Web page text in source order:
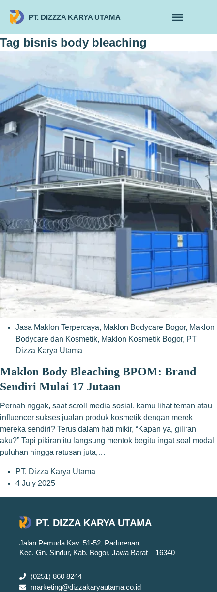
PT. DIZZZA KARYA UTAMA
Tag bisnis body bleaching
Jasa Maklon Terpercaya, Maklon Bodycare Bogor, Maklon
Bodycare dan Kosmetik, Maklon Kosmetik Bogor, PT
Dizza Karya Utama
Maklon Body Bleaching BPOM: Brand
Sendiri Mulai 17 Jutaan
Pernah nggak, saat scroll media sosial, kamu lihat teman atau
influencer sukses jualan produk kosmetik dengan merek
mereka sendiri? Terus dalam hati mikir, “Kapan ya, giliran
aku?” Tapi pikiran itu langsung mentok begitu ingat soal modal
puluhan hingga ratusan juta,…
PT. Dizza Karya Utama
4 July 2025
PT. DIZZA KARYA UTAMA
Jalan Pemuda Kav. 51-52, Padurenan,
Kec. Gn. Sindur, Kab. Bogor, Jawa Barat – 16340
(0251) 860 8244
marketing@dizzakaryautama.co.id